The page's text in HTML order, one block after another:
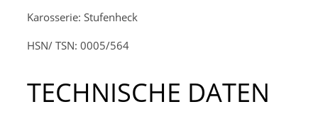
Karosserie: Stufenheck
HSN/ TSN: 0005/564
TECHNISCHE DATEN